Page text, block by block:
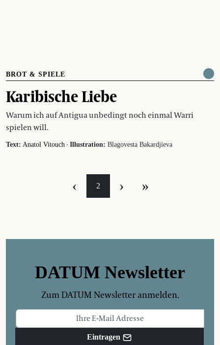
BROT & SPIELE
Karibische Liebe
Warum ich auf Antigua unbedingt noch einmal Warri
spielen will.
Text: Anatol Vitouch · Illustration: Blagovesta Bakardjieva
‹ 2 › »
DATUM Newsletter
Zum DATUM Newsletter anmelden.
Eintragen